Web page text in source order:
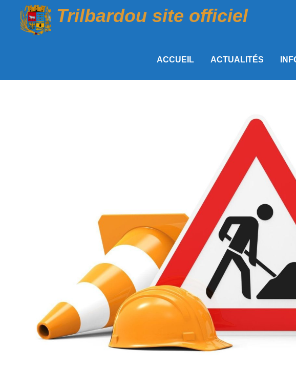
Passer
contenu
Trilbardou site officiel
ACCUEIL ACTUALITÉS